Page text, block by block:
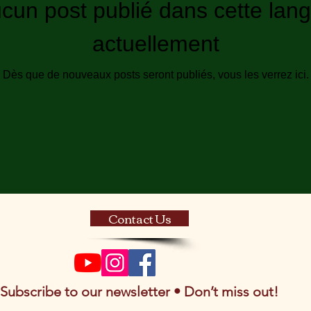
post publié dans cette
actuellement
Dès que de nouveaux posts seront publiés, vous les verrez ici.
Contact Us
Subscribe to our newsletter • Don’t miss out!